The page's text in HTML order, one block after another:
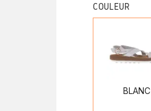
COULEUR
BLANC